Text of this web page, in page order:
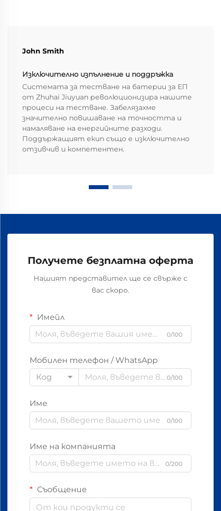
John Smith
Изключително изпълнение и поддръжка
Системата за тестване на батерии за ЕП
от Zhuhai Jiuyuan революционизира нашите
процеси на тестване. Забелязахме
значително повишаване на точността и
намаляване на енергийните разходи.
Поддържащият екип също е изключително
отзивчив и компетентен.
Получете безплатна оферта
Нашият представител ще се свърже с
вас скоро.
Имейл
0/100
Мобилен телефон / WhatsApp
Код
0/100
Име
0/100
Име на компанията
0/200
Съобщение